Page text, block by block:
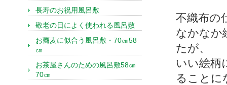
不織布の
なかなか
たが、
いい絵柄
ることに
長寿のお祝用風呂敷
敬老の日によく使われる風呂敷
お蕎麦に似合う風呂敷・70㎝58
㎝
お茶屋さんのための風呂敷58㎝
70㎝